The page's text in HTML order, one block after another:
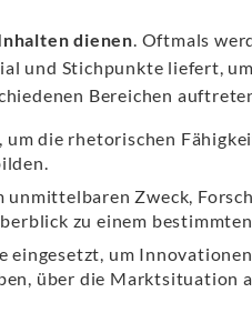
dienen . Oftmals
und Stichpunkte liefert,
Bereichen
die rhetorischen
Zweck,
zu einem bestimmten
eingesetzt, um
über die Marktsituation